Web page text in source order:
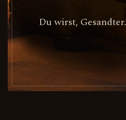
Du wirst, Gesandter.